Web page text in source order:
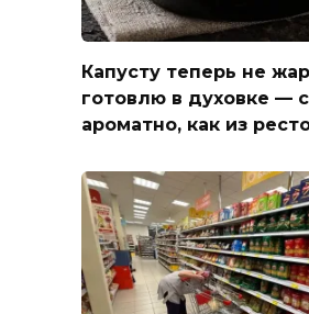
Капусту теперь не
готовлю в духовке —
ароматно, как из